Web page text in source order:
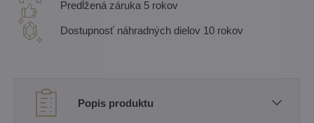
Predĺžená záruka 5 rokov
Dostupnosť náhradných dielov 10 rokov
Popis produktu